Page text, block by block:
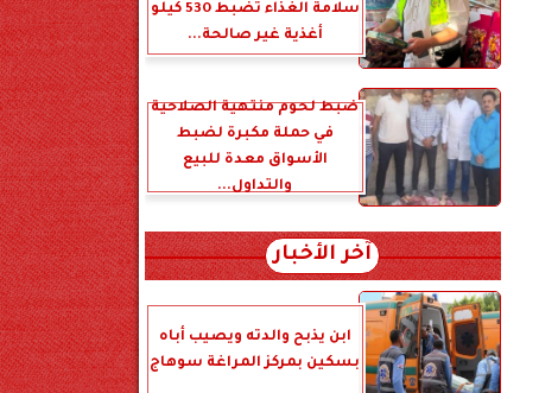
سلامة الغذاء تضبط 530 كيلو
أغذية غير صالحة...
ضبط لحوم منتهية الصلاحية
في حملة مكبرة لضبط
الأسواق معدة للبيع
والتداول...
آخر الأخبار
ابن يذبح والدته ويصيب أباه
بسكين بمركز المراغة سوهاج